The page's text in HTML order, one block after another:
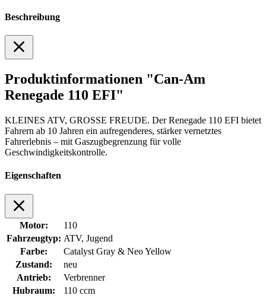
Beschreibung
Produktinformationen "Can-Am
Renegade 110 EFI"
KLEINES ATV, GROSSE FREUDE. Der Renegade 110 EFI bietet
Fahrern ab 10 Jahren ein aufregenderes, stärker vernetztes
Fahrerlebnis – mit Gaszugbegrenzung für volle
Geschwindigkeitskontrolle.
Eigenschaften
Motor:
110
Fahrzeugtyp: ATV, Jugend
Farbe:
Catalyst Gray & Neo Yellow
Zustand:
neu
Antrieb:
Verbrenner
Hubraum:
110 ccm